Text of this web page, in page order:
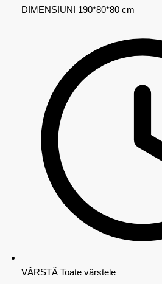
DIMENSIUNI 190*80*80 cm
VÂRSTĂ Toate vârstele